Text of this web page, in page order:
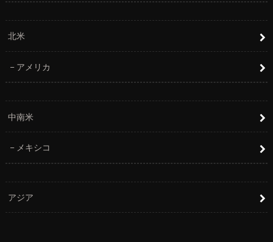
北米
アメリカ
中南米
メキシコ
アジア